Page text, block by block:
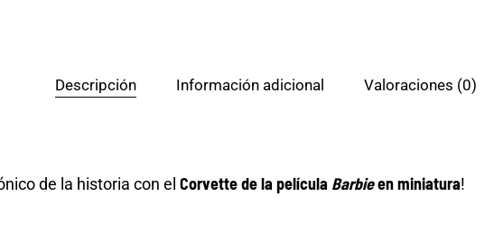
Descripción Información adicional Valoraciones (0)
de la historia con el Corvette de la película Barbieen miniatura!